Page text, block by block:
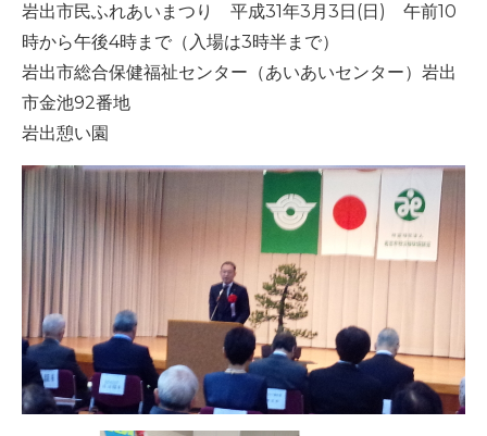
-誤嚥・誤嚥性肺炎とは
-誤嚥のQ&A(コラム)
ショップ
電話する
岩出市民ふれあいまつり 平成31年3月3日(日) 午前10
時から午後4時まで（入場は3時半まで）
岩出市総合保健福祉センター（あいあいセンター）岩出
市金池92番地
岩出憩い園